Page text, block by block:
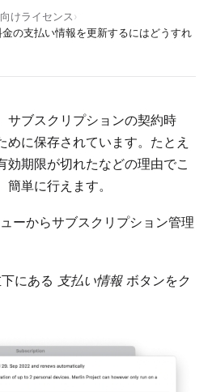
けライセンス›
の支払い情報を更新するにはどうすれ
サブスクリプションの契約時
めに保存されています。たとえ
効期限が切れたなどの理由でこ
単に行えます。
ーからサブスクリプション管理
にある 支払い情報ボタンをク